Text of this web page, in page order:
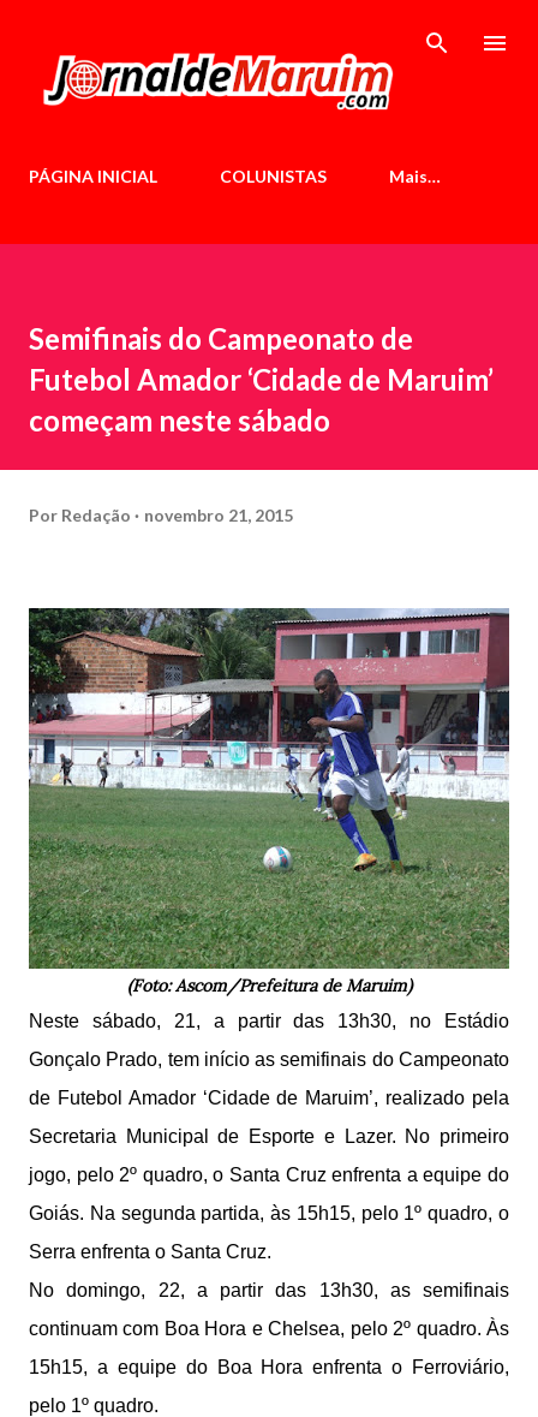
PÁGINA INICIAL COLUNISTAS Mais…
Semifinais do Campeonato de
Futebol Amador ‘Cidade de Maruim’
começam neste sábado
Por Redação novembro 21, 2015
(Foto: Ascom/Prefeitura de Maruim)
Neste sábado, 21, a partir das 13h30, no Estádio
Gonçalo Prado, tem início as semifinais do Campeonato
de Futebol Amador ‘Cidade de Maruim’, realizado pela
Secretaria Municipal de Esporte e Lazer. No primeiro
jogo, pelo 2º quadro, o Santa Cruz enfrenta a equipe do
Goiás. Na segunda partida, às 15h15, pelo 1º quadro, o
Serra enfrenta o Santa Cruz.
No domingo, 22, a partir das 13h30, as semifinais
continuam com Boa Hora e Chelsea, pelo 2º quadro. Às
15h15, a equipe do Boa Hora enfrenta o Ferroviário,
pelo 1º quadro.